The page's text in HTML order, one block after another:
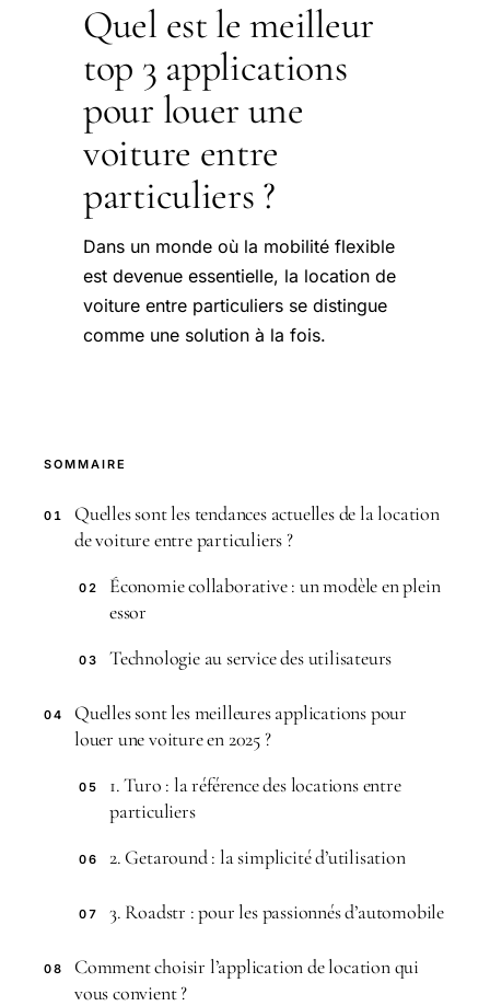
Quel est le meilleur
top 3 applications
pour louer une
voiture entre
particuliers ?
Dans un monde où la mobilité flexible
est devenue essentielle, la location de
voiture entre particuliers se distingue
comme une solution à la fois.
SOMMAIRE
01
Quelles sont les tendances actuelles de la location
de voiture entre particuliers ?
02
Économie collaborative : un modèle en plein
essor
03 Technologie au service des utilisateurs
04
Quelles sont les meilleures applications pour
louer une voiture en 2025 ?
05
1. Turo : la référence des locations entre
particuliers
06 2. Getaround : la simplicité d’utilisation
07 3. Roadstr : pour les passionnés d’automobile
08
Comment choisir l’application de location qui
vous convient ?